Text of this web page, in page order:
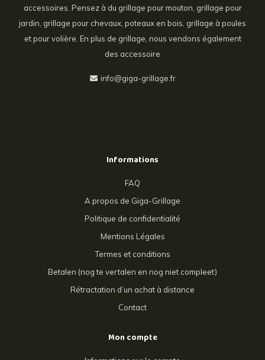
accessoires. Pensez à du grillage pour mouton, grillage pour
jardin, grillage pour chevaux, poteaux en bois, grillage à poules
et pour volière. En plus de grillage, nous vendons également
des accessoire
info@giga-grillage.fr
Informations
FAQ
A propos de Giga-Grillage
Politique de confidentialité
Mentions Légales
Termes et conditions
Betalen (nog te vertalen en nog niet compleet)
Rétractation d’un achat à distance
Contact
Mon compte